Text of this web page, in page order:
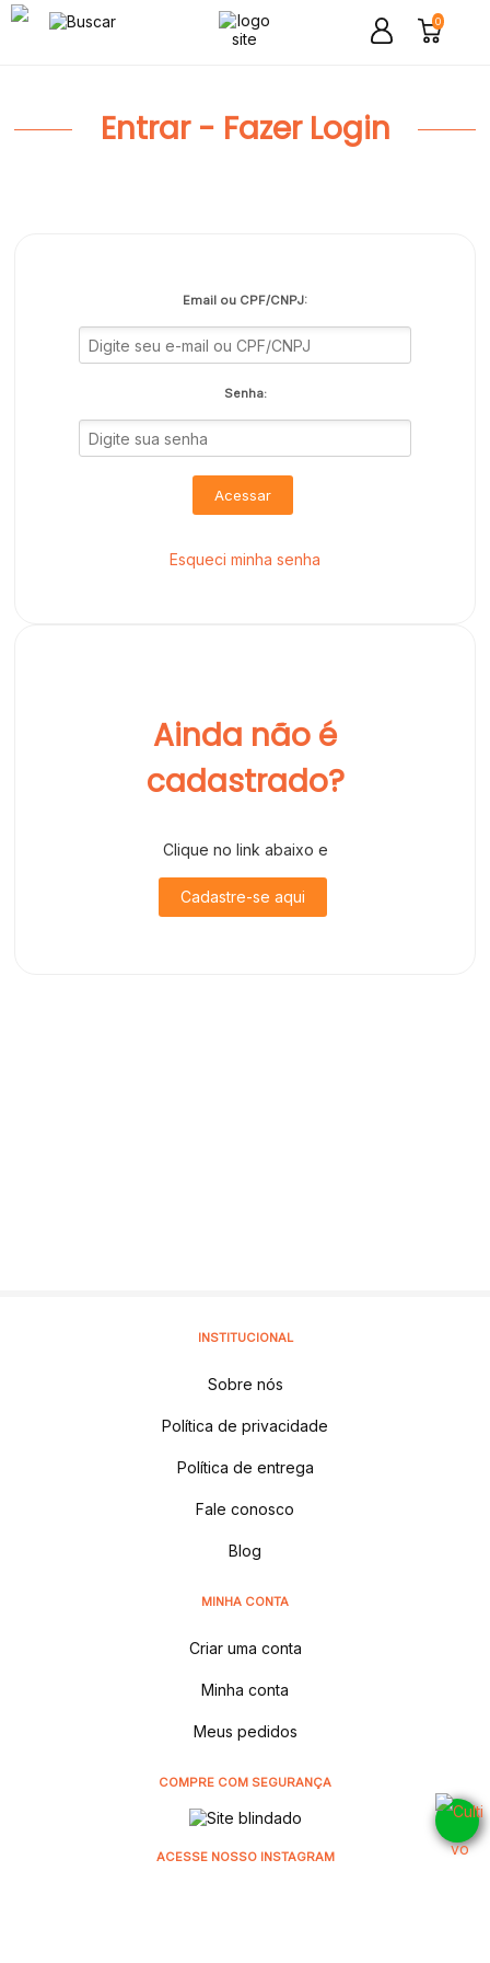
0
Entrar - Fazer Login
Email ou CPF/CNPJ:
Senha:
Acessar
Esqueci minha senha
Ainda não é
cadastrado?
Clique no link abaixo e
Cadastre-se aqui
INSTITUCIONAL
Sobre nós
Política de privacidade
Política de entrega
Fale conosco
Blog
MINHA CONTA
Criar uma conta
Minha conta
Meus pedidos
COMPRE COM SEGURANÇA
ACESSE NOSSO INSTAGRAM